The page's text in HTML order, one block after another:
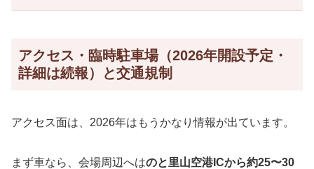
アクセス・臨時駐車場（2026年開設予定・
詳細は続報）と交通規制
アクセス面は、2026年はもうかなり情報が出ています。
まず車なら、会場周辺へはのと里山空港ICから約25〜30